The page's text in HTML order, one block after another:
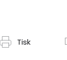
Tisk